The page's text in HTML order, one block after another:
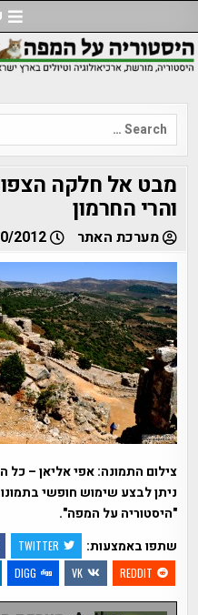
to
content
Search
for:
מבט אל חלקה
והרי החרמון
מערכת האתר 01/10/2012
צילום התמונה: אפי אליאן – כל
ניתן לבצע שימוש חופשי
"היסטוריה על המפה".
שתפו באמצעות:
TWITTER
REDDIT
VK
DIGG